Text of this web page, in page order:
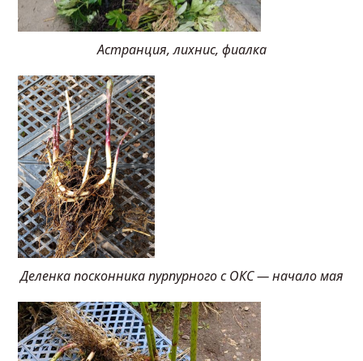
Астранция, лихнис, фиалка
Деленка посконника пурпурного с ОКС — начало мая